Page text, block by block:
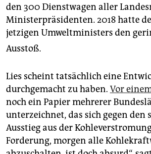
den 300 Dienstwagen aller
Ministerpräsidenten. 2018 hatte
jetzigen Umweltministers den
Ausstoß.
Lies scheint tatsächlich eine
durchgemacht zu haben. Vor
noch ein Papier mehrerer
unterzeichnet, das sich gegen den
Ausstieg aus der
Forderung, morgen alle